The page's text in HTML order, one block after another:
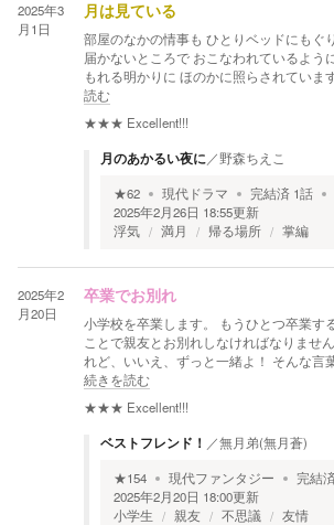
2025年3
月1日
月は見ている
部屋のなかの情事も ひとりベッドにもぐ
届かないところで おこなわれているよう
もれる明かりに ほのかに照らされていま
読む
★★★ Excellent!!!
月のあかるい夜に／野森ちえこ
★62 現代ドラマ 完結済 1話
2025年2月26日 18:55更新
浮気
満月 帰る場所 掌編
2025年2
月20日
卒業でお別れ
小学校を卒業します。 もうひとつ卒業す
ことで親友とお別れしなければなりませ
れど、いいえ、ずっと一緒よ！ そんな言
続きを読む
★★★ Excellent!!!
ベストフレンド！ ／無月弟(無月蒼)
★154 現代ファンタジー 完結
2025年2月20日 18:00更新
小学生
親友 不思議 友情